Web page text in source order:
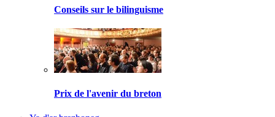
Conseils sur le bilinguisme
Prix de l'avenir du breton